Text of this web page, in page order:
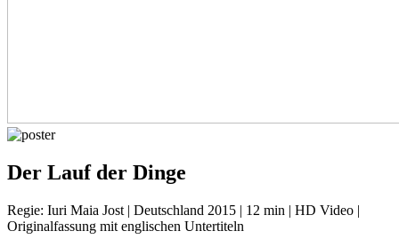
Der Lauf der Dinge
Regie: Iuri Maia Jost | Deutschland 2015 | 12 min | HD Video |
Originalfassung mit englischen Untertiteln